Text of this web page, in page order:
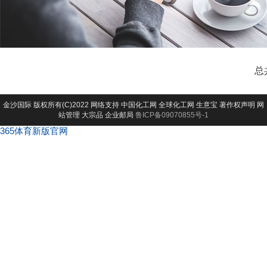
总
金沙国际 版权所有(C)2022 网络支持 中国化工网 全球化工网 生意宝 著作权声明 网
站管理 大宗品 企业邮局 鲁ICP备09070855号-1
365体育新版官网